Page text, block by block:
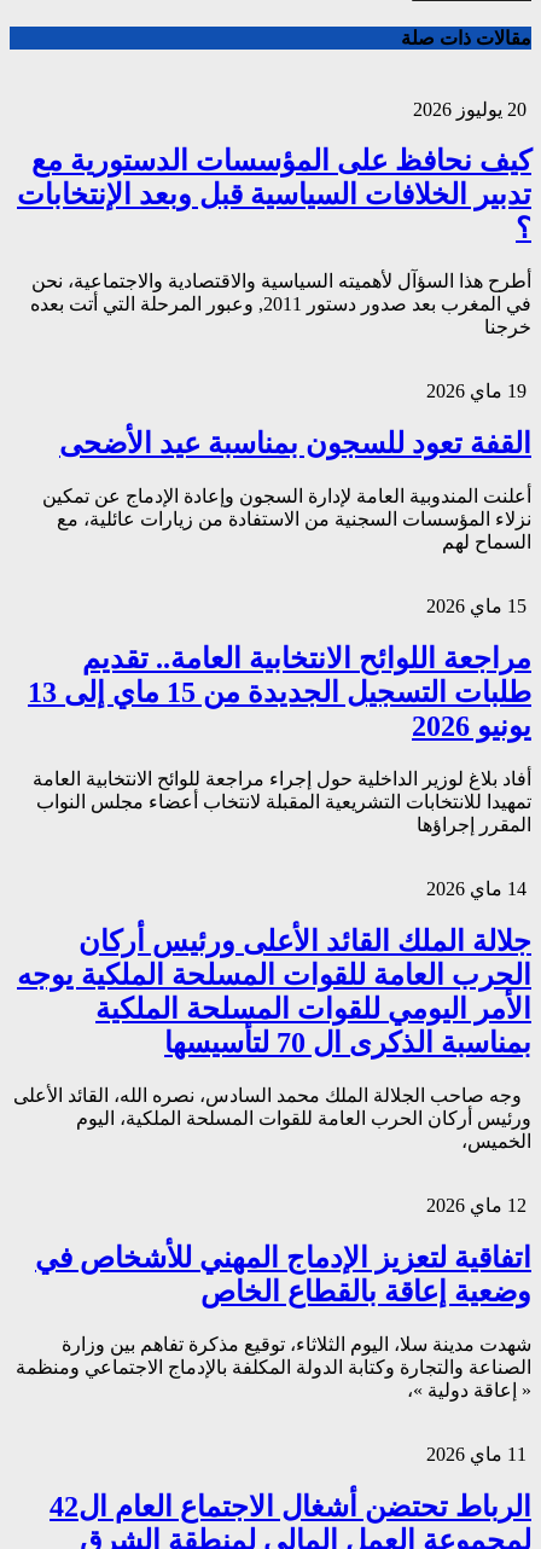
مقالات ذات صلة
كيف نحافظ على المؤسسات الدستورية مع
تدبير الخلافات السياسية قبل وبعد الإنتخابات
؟
أطرح هذا السؤآل لأهميته السياسية والاقتصادية والاجتماعية، نحن
في المغرب بعد صدور دستور 2011, وعبور المرحلة التي أتت بعده
خرجنا
القفة تعود للسجون بمناسبة عيد الأضحى
أعلنت المندوبية العامة لإدارة السجون وإعادة الإدماج عن تمكين
نزلاء المؤسسات السجنية من الاستفادة من زيارات عائلية، مع
السماح لهم
مراجعة اللوائح الانتخابية العامة.. تقديم
طلبات التسجيل الجديدة من 15 ماي إلى 13
يونيو 2026
أفاد بلاغ لوزير الداخلية حول إجراء مراجعة للوائح الانتخابية العامة
تمهيدا للانتخابات التشريعية المقبلة لانتخاب أعضاء مجلس النواب
المقرر إجراؤها
جلالة الملك القائد الأعلى ورئيس أركان
الحرب العامة للقوات المسلحة الملكية يوجه
الأمر اليومي للقوات المسلحة الملكية
بمناسبة الذكرى ال 70 لتأسيسها
وجه صاحب الجلالة الملك محمد السادس، نصره الله، القائد الأعلى
ورئيس أركان الحرب العامة للقوات المسلحة الملكية، اليوم
الخميس،
اتفاقية لتعزيز الإدماج المهني للأشخاص في
وضعية إعاقة بالقطاع الخاص
شهدت مدينة سلا، اليوم الثلاثاء، توقيع مذكرة تفاهم بين وزارة
الصناعة والتجارة وكتابة الدولة المكلفة بالإدماج الاجتماعي ومنظمة
« إعاقة دولية »،
الرباط تحتضن أشغال الاجتماع العام ال42
لمجموعة العمل المالي لمنطقة الشرق